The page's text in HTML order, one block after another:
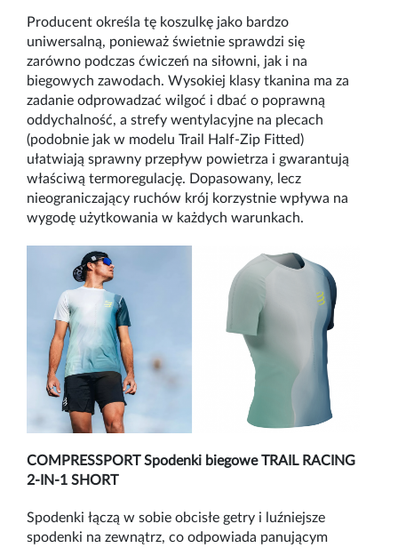
Producent określa tę koszulkę jako bardzo
uniwersalną, ponieważ świetnie sprawdzi się
zarówno podczas ćwiczeń na siłowni, jak i na
biegowych zawodach. Wysokiej klasy tkanina ma za
zadanie odprowadzać wilgoć i dbać o poprawną
oddychalność, a strefy wentylacyjne na plecach
(podobnie jak w modelu Trail Half-Zip Fitted)
ułatwiają sprawny przepływ powietrza i gwarantują
właściwą termoregulację. Dopasowany, lecz
nieograniczający ruchów krój korzystnie wpływa na
wygodę użytkowania w każdych warunkach.
COMPRESSPORTSpodenki biegowe TRAIL RACING
2-IN-1 SHORT
Spodenki łączą w sobie obcisłe getry i luźniejsze
spodenki na zewnątrz, co odpowiada panującym